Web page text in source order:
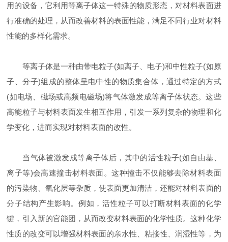
用的设备，它利用等离子体这一特殊的物质形态，对材料表面进
行准确的处理，从而改善材料的表面性能，满足不同行业对材料
性能的多样化需求。
等离子体是一种由带电粒子(如离子、电子)和中性粒子(如原
子、分子)组成的整体呈电中性的物质集合体，通过特定的方式
(如电场、磁场或高频电磁场)将气体激发成等离子体状态。这些
高能粒子与材料表面发生相互作用，引发一系列复杂的物理和化
学变化，进而实现对材料表面的改性。
当气体被激发成等离子体后，其中的活性粒子(如自由基、
离子等)会高速撞击材料表面。这种撞击不仅能够去除材料表面
的污染物、氧化层等杂质，使表面更加清洁，还能对材料表面的
分子结构产生影响。例如，活性粒子可以打断材料表面的化学
键，引入新的官能团，从而改变材料表面的化学性质。这种化学
性质的改变可以增强材料表面的亲水性、粘接性、润湿性等，为